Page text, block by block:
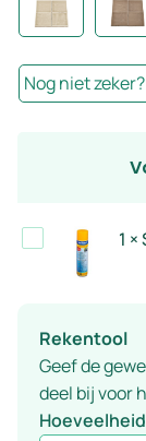
Nog niet
SEAL-
GUARD
voegen
en
tegels
1 ×
Rekentool
Geef de
deel bij voor